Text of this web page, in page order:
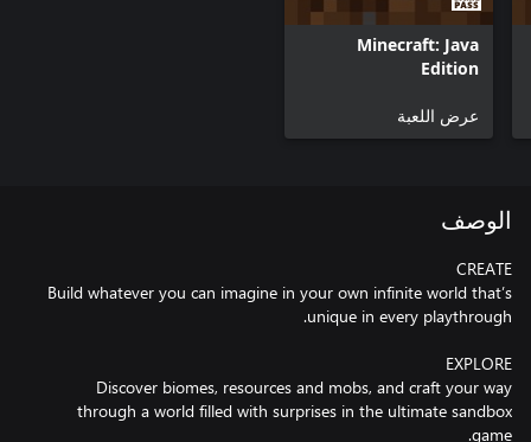
Minecraft: Java
Edition
عرض اللعبة
الوصف
Build whatever you can imagine in your own infinite world that’s
Discover biomes, resources and mobs, and craft your way
through a world filled with surprises in the ultimate sandbox